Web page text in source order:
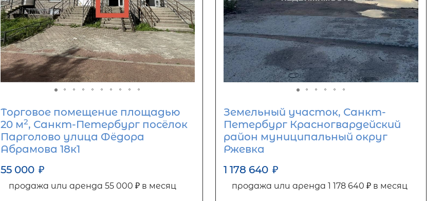
Торговое помещение площадью
20 м2, Санкт-Петербург посёлок
Парголово улица Фёдора
Абрамова 18к1
55 000 ₽
продажа или аренда 55 000 ₽ в месяц
Земельный участок, Санкт-
Петербург Красногвардейский
район муниципальный округ
Ржевка
1 178 640 ₽
продажа или аренда 1 178 640 ₽ в месяц